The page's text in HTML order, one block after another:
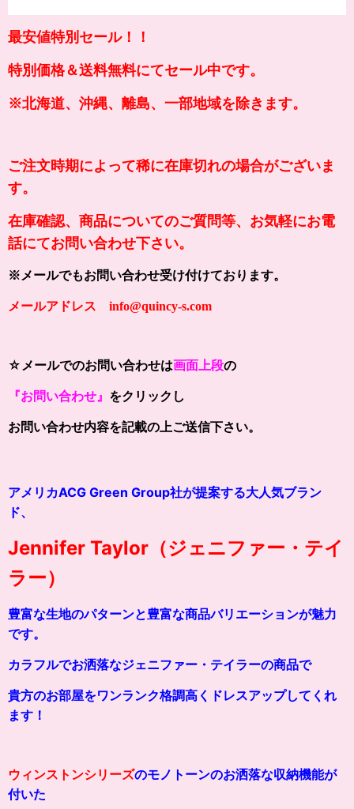
最安値特別セール！！
特別価格＆送料無料にてセール中です。
※北海道、沖縄、離島、一部地域を除きます。
ご注文時期によって稀に在庫切れの場合がございま
す。
在庫確認、商品についてのご質問等、お気軽にお電
話にてお問い合わせ下さい。
※メールでもお問い合わせ受け付けております。
メールアドレス info@quincy-s.com
☆メールでのお問い合わせは画面上段の
『お問い合わせ』 をクリックし
お問い合わせ内容を記載の上ご送信下さい。
アメリカACG Green Group社が提案する大人気ブラン
ド、
Jennifer Taylor（ジェニファー・テイ
ラー）
豊富な生地のパターンと豊富な商品バリエーションが魅力
です。
カラフルでお洒落なジェニファー・テイラーの商品で
貴方のお部屋をワンランク格調高くドレスアップしてくれ
ます！
ウィンストンシリーズのモノトーンのお洒落な収納機能が
付いた